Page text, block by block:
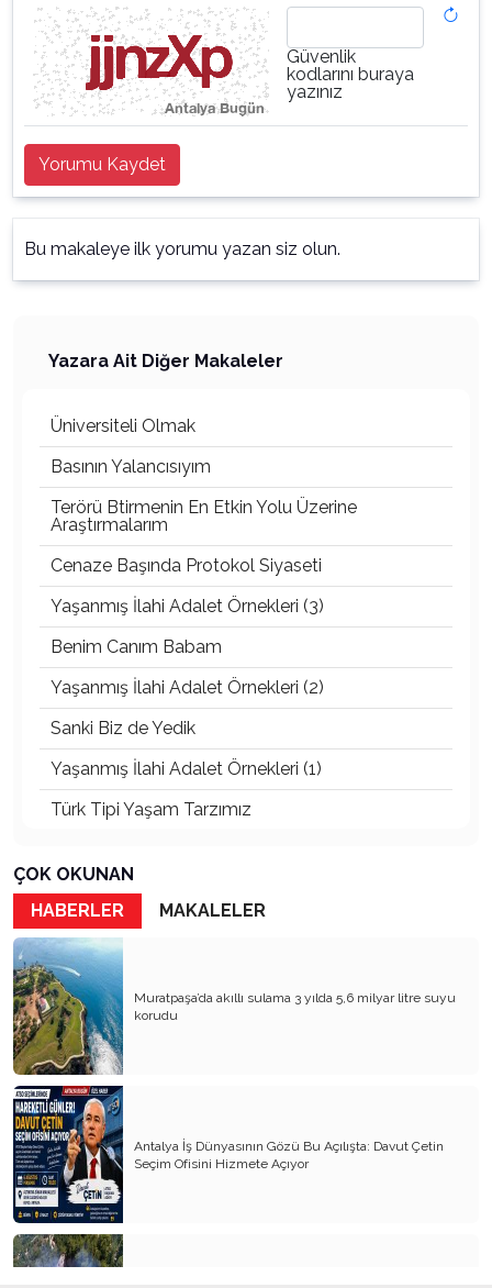
Güvenlik
kodlarını buraya
yazınız
Yorumu Kaydet
Bu makaleye ilk yorumu yazan siz olun.
Yazara Ait Diğer Makaleler
Üniversiteli Olmak
Basının Yalancısıyım
Terörü Btirmenin En Etkin Yolu Üzerine
Araştırmalarım
Cenaze Başında Protokol Siyaseti
Yaşanmış İlahi Adalet Örnekleri (3)
Benim Canım Babam
Yaşanmış İlahi Adalet Örnekleri (2)
Sanki Biz de Yedik
Yaşanmış İlahi Adalet Örnekleri (1)
Türk Tipi Yaşam Tarzımız
Katil Ağaçlar
Keşke Herkes Sevdiği ve İyi Bildiği İşi Yapsa
Veda Mektubum
Avm’ler Sinek Avlıyor
Hangi Gazetecilerin Günü?
Çok Para, Çok Bela
Geçen Yıldan Akılda Kalanlar
Yeni Yıl Duam
Çağımızın Hastalığı Madde Bağımlılığı
Yürek Burkan İsyanlarım
ÇOK OKUNAN
HABERLER
MAKALELER
Muratpaşa’da akıllı sulama 3 yılda 5,6 milyar litre suyu
korudu
Antalya İş Dünyasının Gözü Bu Açılışta: Davut Çetin
Seçim Ofisini Hizmete Açıyor